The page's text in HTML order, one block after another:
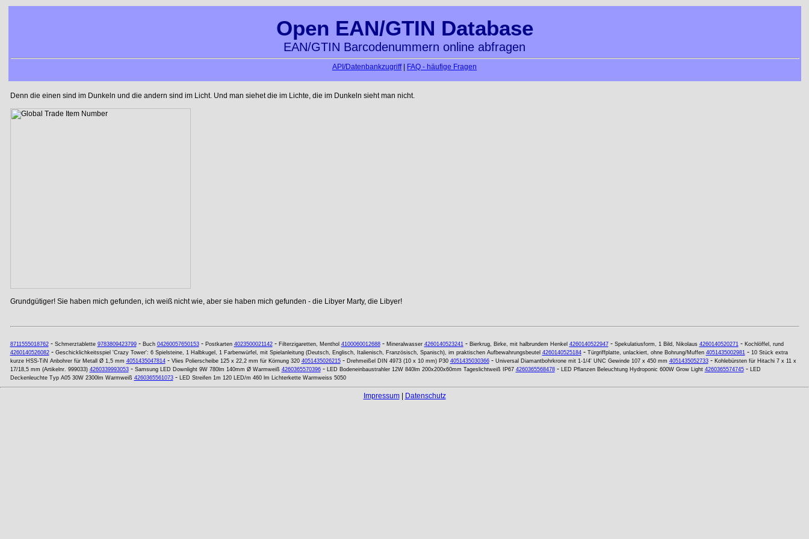
Open EAN/GTIN Database
EAN/GTIN Barcodenummern online abfragen
API/Datenbankzugriff| FAQ - häufige Fragen
Denn die einen sind im Dunkeln und die andern sind im Licht. Und man siehet die im Lichte, die im Dunkeln sieht man nicht.
Grundgütiger! Sie haben mich gefunden, ich weiß nicht wie, aber sie haben mich gefunden - die Libyer Marty, die Libyer!
8711555018762- Schmerztablette 9783809423799- Buch 04260057650153- Postkarten 4023500021142- Filterzigaretten, Menthol 4100060012688- Mineralwasser 4260140523241- Bierkrug, Birke, mit halbrundem Henkel 4260140522947- Spekulatiusform, 1 Bild, Nikolaus 4260140520271- Kochlöffel, rund
4260140526082- Geschicklichkeitsspiel 'Crazy Tower': 6 Spielsteine, 1 Halbkugel, 1 Farbenwürfel, mit Spielanleitung (Deutsch, Englisch, Italienisch, Französisch, Spanisch), im praktischen Aufbewahrungsbeutel 4260140525184- Türgriffplatte, unlackiert, ohne Bohrung/Muffen 4051435002981- 10 Stück extra
kurze HSS-TiN Anbohrer für Metall Ø 1,5 mm 4051435047814- Vlies Polierscheibe 125 x 22,2 mm für Körnung 320 4051435026215- Drehmeißel DIN 4973 (10 x 10 mm) P30 4051435030366- Universal Diamantbohrkrone mit 1-1/4' UNC Gewinde 107 x 450 mm 4051435052733- Kohlebürsten für Hitachi 7 x 11 x
17/18,5 mm (Artikelnr. 999033) 4260339993053- Samsung LED Downlight 9W 780lm 140mm Ø Warmweiß 4260365570396- LED Bodeneinbaustrahler 12W 840lm 200x200x60mm Tageslichtweiß IP67 4260365568478- LED Pflanzen Beleuchtung Hydroponic 600W Grow Light 4260365574745- LED
Deckenleuchte Typ A05 30W 2300lm Warmweiß 4260365561073- LED Streifen 1m 120 LED/m 460 lm Lichterkette Warmweiss 5050
Impressum| Datenschutz